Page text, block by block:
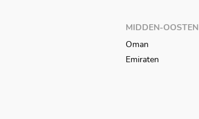
MIDDEN-OOSTEN
Oman
Emiraten